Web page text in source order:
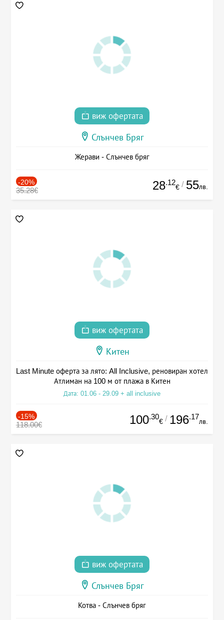
виж офертата
Слънчев Бряг
Жерави - Слънчев бряг
-20%
35.28€ 28.12
€ / 55лв.
виж офертата
Китен
Last Minute оферта за лято: All Inclusive, реновиран хотел
Атлиман на 100 м от плажа в Китен
Дата: 01.06 - 29.09 + all inclusive
-15%
118.00€ 100.30
€ / 196.17
лв.
виж офертата
Слънчев Бряг
Котва - Слънчев бряг